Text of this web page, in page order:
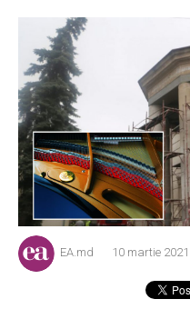
EA.md 10 martie 2021